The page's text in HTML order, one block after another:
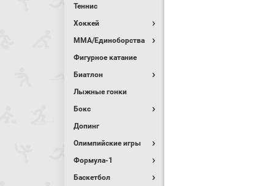
Теннис
Хоккей
MMA/Единоборства
Фигурное катание
Биатлон
Лыжные гонки
Бокс
Допинг
Олимпийские игры
Формула-1
Баскетбол